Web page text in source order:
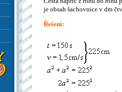
je obsah šachovnice v dm
Řešení: